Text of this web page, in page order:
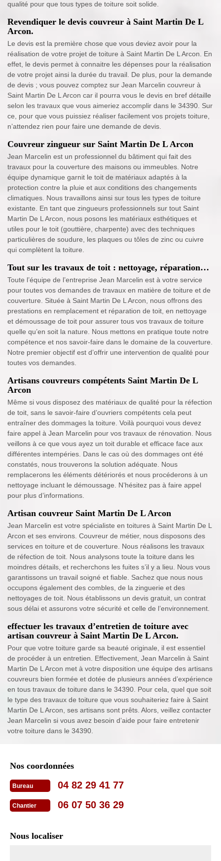
qualité pour que tous types de toiture soit solide.
Revendiquer le devis couvreur à Saint Martin De L
Arcon.
Le devis est la première chose que vous deviez avoir pour la
réalisation de votre projet de toiture à Saint Martin De L Arcon. En
effet, le devis permet à connaitre les dépenses pour la réalisation
de votre projet ainsi la durée du travail. De plus, pour la demande
de devis ; vous pouvez comptez sur Jean Marcelin couvreur à
Saint Martin De L Arcon car il pourra vous le devis en bref détaille
selon les travaux que vous aimeriez accomplir dans le 34390. Sur
ce, pour que vous puissiez réaliser facilement vos projets toiture,
n’attendez rien pour faire une demande de devis.
Couvreur zingueur sur Saint Martin De L Arcon
Jean Marcelin est un professionnel du bâtiment qui fait des
travaux pour la couverture des maisons ou immeubles. Notre
équipe dynamique garnit le toit de matériaux adaptés à la
protection contre la pluie et aux conditions des changements
climatiques. Nous travaillons ainsi sur tous les types de toiture
existante. En tant que zingueurs professionnels sur tout Saint
Martin De L Arcon, nous posons les matériaux esthétiques et
utiles pour le toit (gouttière, charpente) avec des techniques
particulières de soudure, les plaques ou tôles de zinc ou cuivre
qui complètent la toiture.
Tout sur les travaux de toit : nettoyage, réparation…
Toute l’équipe de l’entreprise Jean Marcelin est à votre service
pour toutes vos demandes de travaux en matière de toiture et de
couverture. Située à Saint Martin De L Arcon, nous offrons des
prestations en remplacement et réparation de toit, en nettoyage
et démoussage de toit pour assurer tous vos travaux de toiture
quelle qu’en soit la nature. Nous mettons en pratique toute notre
compétence et nos savoir-faire dans le domaine de la couverture.
Notre premier objectif est d’offrir une intervention de qualité pour
toutes vos demandes.
Artisans couvreurs compétents Saint Martin De L
Arcon
Même si vous disposez des matériaux de qualité pour la réfection
de toit, sans le savoir-faire d’ouvriers compétents cela peut
entraîner des dommages la toiture. Voilà pourquoi vous devez
faire appel à Jean Marcelin pour vos travaux de rénovation. Nous
veillons à ce que vous ayez un toit durable et efficace face aux
différentes intempéries. Dans le cas où des dommages ont été
constatés, nous trouverons la solution adéquate. Nous
remplacerons les éléments détériorés et nous procéderons à un
nettoyage incluant le démoussage. N’hésitez pas à faire appel
pour plus d’informations.
Artisan couvreur Saint Martin De L Arcon
Jean Marcelin est votre spécialiste en toitures à Saint Martin De L
Arcon et ses environs. Couvreur de métier, nous disposons des
services en toiture et de couverture. Nous réalisons les travaux
de réfection de toit. Nous analysons toute la toiture dans les
moindres détails, et recherchons les fuites s’il y a lieu. Nous vous
garantissons un travail soigné et fiable. Sachez que nous nous
occupons également des combles, de la zinguerie et des
nettoyages de toit. Nous établissons un devis gratuit, un contrat
sous délai et assurons votre sécurité et celle de l’environnement.
effectuer les travaux d’entretien de toiture avec
artisan couvreur à Saint Martin De L Arcon.
Pour que votre toiture garde sa beauté originale, il est essentiel
de procéder à un entretien. Effectivement, Jean Marcelin à Saint
Martin De L Arcon met à votre disposition une équipe des artisans
couvreurs bien formée et dotée de plusieurs années d’expérience
en tous travaux de toiture dans le 34390. Pour cela, quel que soit
le type des travaux de toiture que vous souhaiteriez faire à Saint
Martin De L Arcon, ses artisans sont prêts. Alors, veillez contacter
Jean Marcelin si vous avez besoin d’aide pour faire entretenir
votre toiture dans le 34390.
Nos coordonnées
Bureau 04 82 29 41 77
Chantier 06 07 50 36 29
Nous localiser